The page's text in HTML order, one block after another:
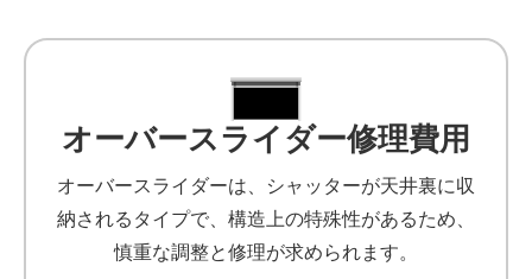
オーバースライダー修理費用
オーバースライダーは、シャッターが天井裏に収
納されるタイプで、構造上の特殊性があるため、
慎重な調整と修理が求められます。